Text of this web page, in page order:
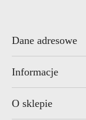
Dane adresowe
Informacje
O sklepie